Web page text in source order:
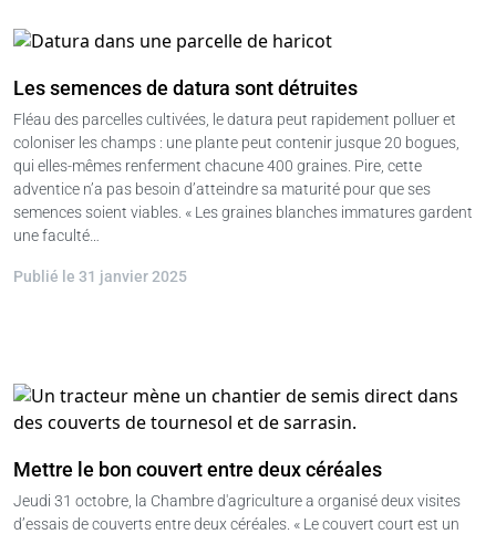
Les semences de datura sont détruites
Fléau des parcelles cultivées, le datura peut rapidement polluer et
coloniser les champs : une plante peut contenir jusque 20 bogues,
qui elles-mêmes renferment chacune 400 graines. Pire, cette
adventice n’a pas besoin d’atteindre sa maturité pour que ses
semences soient viables. « Les graines blanches immatures gardent
une faculté…
Publié le 31 janvier 2025
Mettre le bon couvert entre deux céréales
Jeudi 31 octobre, la Chambre d'agriculture a organisé deux visites
d’essais de couverts entre deux céréales. « Le couvert court est un